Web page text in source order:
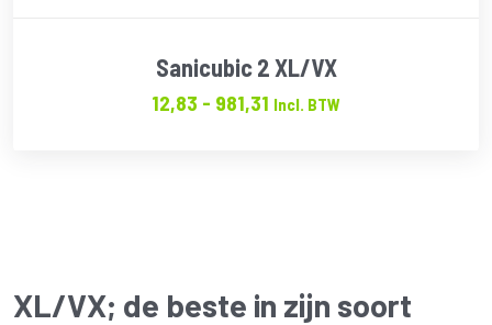
Sanicubic 2 XL/VX
12,83 - 981,31 Prijsklasse:
Incl. BTW
XL/VX; de beste in zijn soort